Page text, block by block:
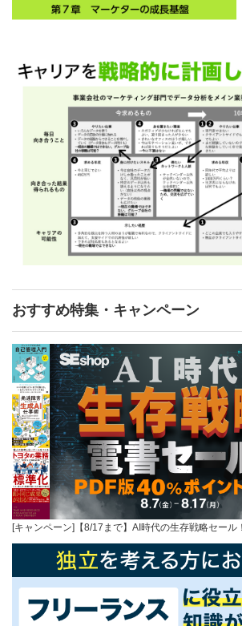
おすすめ特集・キャンペーン
[キャンペーン]【8/17まで】AI時代の生存戦略セー